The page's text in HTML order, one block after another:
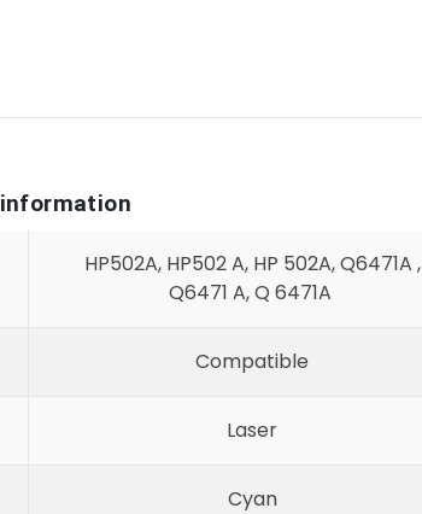
HP502A, HP502 A, HP 502A, Q6471A ,
Q6471 A, Q 6471A
Compatible
Laser
Cyan